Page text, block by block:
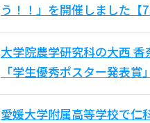
う！！」を開催しました【
大学院農学研究科の大西
「学生優秀ポスター発表
愛媛大学附属高等学校で仁